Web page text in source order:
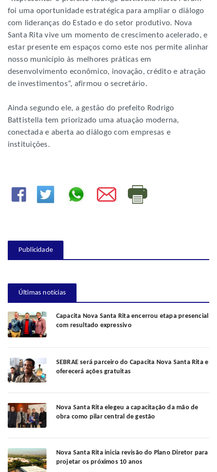
foi uma oportunidade estratégica para ampliar o diálogo
com lideranças do Estado e do setor produtivo. Nova
Santa Rita vive um momento de crescimento acelerado, e
estar presente em espaços como este nos permite alinhar
nosso município às melhores práticas em
desenvolvimento econômico, inovação, crédito e atração
de investimentos”, afirmou o secretário.
Ainda segundo ele, a gestão do prefeito Rodrigo
Battistella tem priorizado uma atuação moderna,
conectada e aberta ao diálogo com empresas e
instituições.
Publicidade
Últimas notícias
Capacita Nova Santa Rita encerrou etapa presencial
com resultado expressivo
SEBRAE será parceiro do Capacita Nova Santa Rita e
oferecerá ações gratuitas
Nova Santa Rita elegeu a capacitação da mão de
obra como pilar central de gestão
Nova Santa Rita inicia revisão do Plano Diretor para
projetar os próximos 10 anos